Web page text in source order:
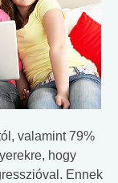
valamint 79%
hogy
Ennek